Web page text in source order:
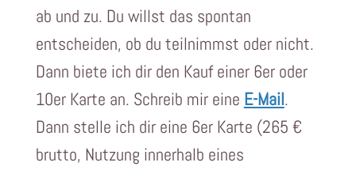
ab und zu. Du willst das spontan
entscheiden, ob du teilnimmst oder nicht.
Dann biete ich dir den Kauf einer 6er oder
10er Karte an. Schreib mir eine E-Mail.
Dann stelle ich dir eine 6er Karte (265 €
brutto, Nutzung innerhalb eines